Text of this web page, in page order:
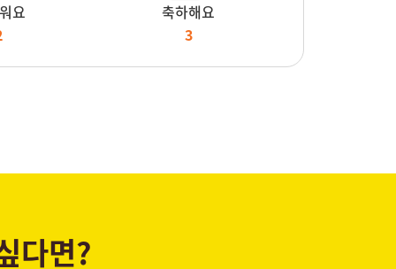
요
축하해요
3
다면?